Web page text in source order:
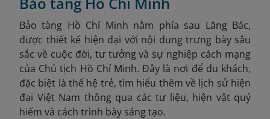
Bảo tàng Hồ Chí Minh nằm phía sau Lăng Bác,
được thiết kế hiện đại với nội dung trưng bày sâu
sắc về cuộc đời, tư tưởng và sự nghiệp cách mạng
của Chủ tịch Hồ Chí Minh. Đây là nơi để du khách,
đặc biệt là thế hệ trẻ, tìm hiểu thêm về lịch sử hiện
đại Việt Nam thông qua các tư liệu, hiện vật quý
hiếm và cách trình bày sáng tạo.